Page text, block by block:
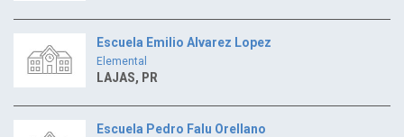
Escuela Emilio Alvarez Lopez
Elemental
LAJAS, PR
Escuela Pedro Falu Orellano